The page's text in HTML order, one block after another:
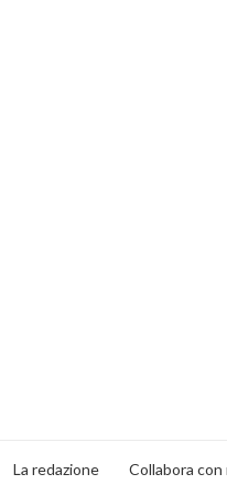
La redazione Collabora con